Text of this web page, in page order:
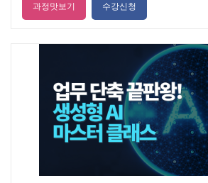
과정맛보기 수강신청